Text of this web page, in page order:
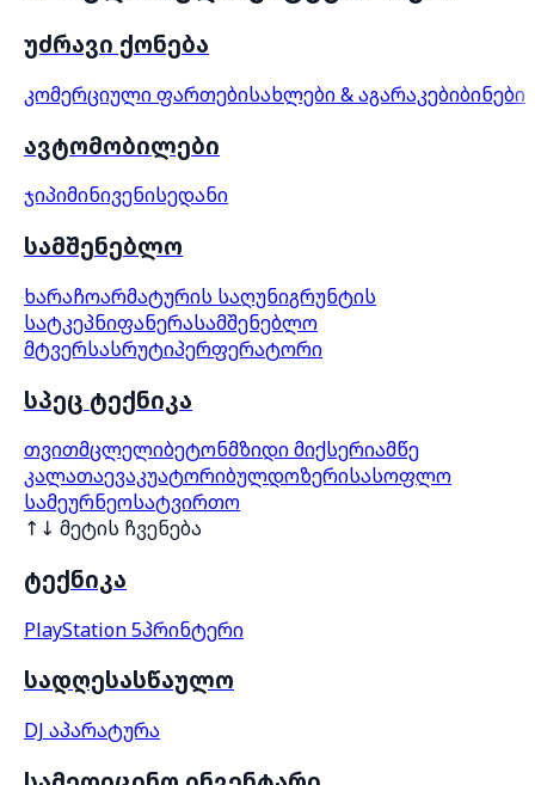
უძრავი ქონება
კომერციული ფართებისახლები & აგარაკებიბინები
ავტომობილები
ჯიპიმინივენისედანი
სამშენებლო
ხარაჩოარმატურის საღუნიგრუნტის
სატკეპნიფანერასამშენებლო
მტვერსასრუტიპერფერატორი
სპეც ტექნიკა
თვითმცლელიბეტონმზიდი მიქსერიამწე
კალათაევაკუატორიბულდოზერისასოფლო
სამეურნეოსატვირთო
↑↓ მეტის ჩვენება
ტექნიკა
PlayStation 5პრინტერი
სადღესასწაულო
DJ აპარატურა